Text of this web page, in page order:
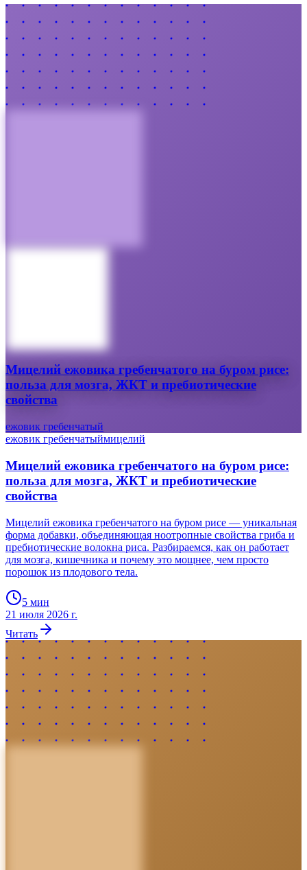
Мицелий ежовика гребенчатого на буром рисе:
польза для мозга, ЖКТ и пребиотические
свойства
ежовик гребенчатый
ежовик гребенчатыймицелий
Мицелий ежовика гребенчатого на буром рисе:
польза для мозга, ЖКТ и пребиотические
свойства
Мицелий ежовика гребенчатого на буром рисе — уникальная
форма добавки, объединяющая ноотропные свойства гриба и
пребиотические волокна риса. Разбираемся, как он работает
для мозга, кишечника и почему это мощнее, чем просто
порошок из плодового тела.
5 мин
21 июля 2026 г.
Читать